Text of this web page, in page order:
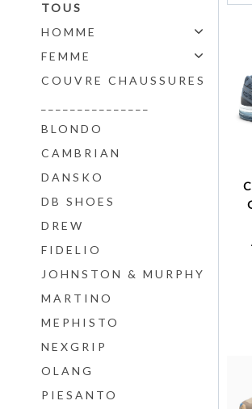
TOUS
HOMME
FEMME
COUVRE CHAUSSURES
BLONDO
CAMBRIAN
DANSKO
DB SHOES
DREW
FIDELIO
JOHNSTON & MURPHY
MARTINO
MEPHISTO
NEXGRIP
OLANG
PIESANTO